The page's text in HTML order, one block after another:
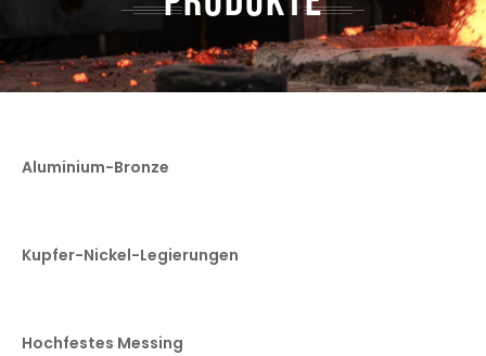
Aluminium-Bronze
Kupfer-Nickel-Legierungen
Hochfestes Messing